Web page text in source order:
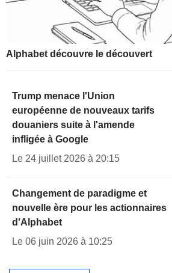
Alphabet découvre le découvert
Trump menace l'Union
européenne de nouveaux tarifs
douaniers suite à l'amende
infligée à Google
Le 24 juillet 2026 à 20:15
Changement de paradigme et
nouvelle ère pour les actionnaires
d'Alphabet
Le 06 juin 2026 à 10:25